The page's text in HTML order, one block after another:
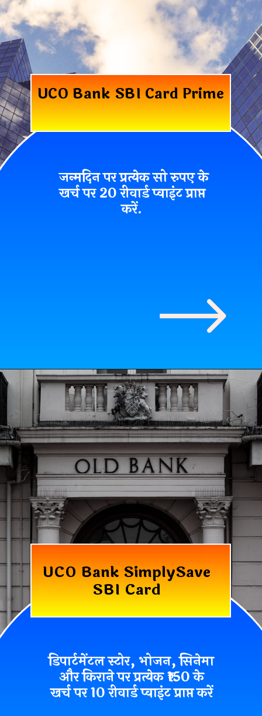
UCO Bank SBI Card Prime
जन्मदिन पर प्रत्येक सो रुपए के
खर्च पर 20 रीवार्ड प्वाइंट प्राप्त
करें.
UCO Bank SimplySave
SBI Card
डिपार्टमेंटल स्टोर, भोजन, सिनेमा
और किराने परप्रत्येक ₹150 के
खर्च पर 10 रीवार्ड प्वाइंटप्राप्त करें